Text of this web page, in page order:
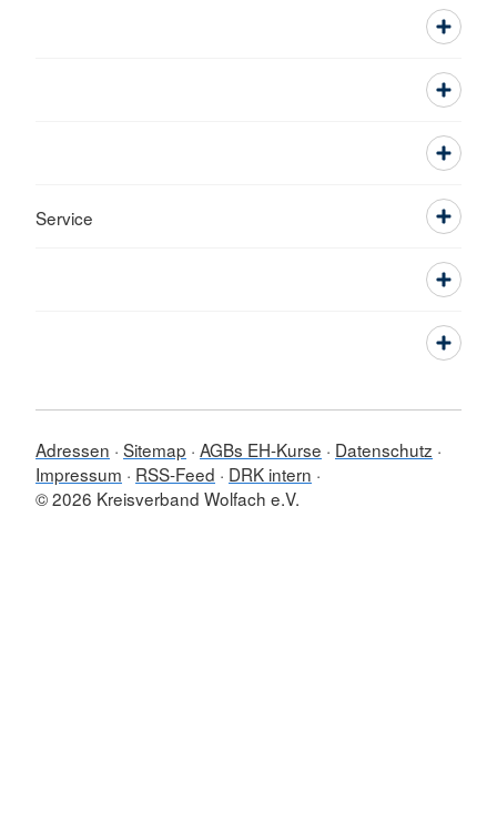
Service
Adressen Sitemap AGBs EH-Kurse
Datenschutz
Impressum
RSS-Feed
DRK intern
© 2026 Kreisverband Wolfach e.V.